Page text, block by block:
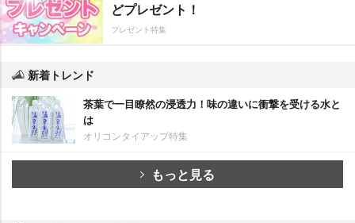
どプレゼント！
プレゼント特集
新着トレンド
茶葉で一目瞭然の浸透力！味の違いに衝撃を受ける水と
は
オリコンタイアップ特集
もっと見る